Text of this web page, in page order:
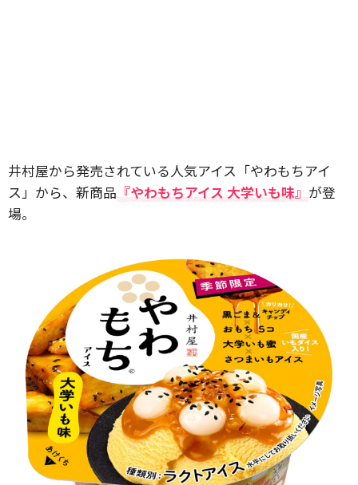
井村屋から発売されている人気アイス「やわもちアイ
ス」から、新商品 『やわもちアイス 大学いも味』 が登
場。